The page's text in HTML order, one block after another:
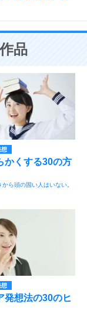
品
想
かくする30の方
ら頭の固い人はいない。
想
発想法の30のヒ